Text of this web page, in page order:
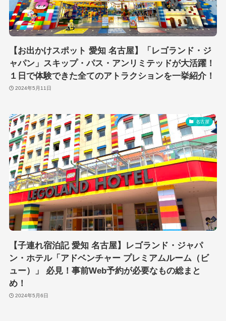
【お出かけスポット 愛知 名古屋】「レゴランド・ジ
ャパン」スキップ・パス・アンリミテッドが大活躍！
１日で体験できた全てのアトラクションを一挙紹介！
2024年5月11日
名古屋
【子連れ宿泊記 愛知 名古屋】レゴランド・ジャパ
ン・ホテル「アドベンチャー プレミアムルーム（ビ
ュー）」 必見！事前Web予約が必要なもの総まと
め！
2024年5月6日